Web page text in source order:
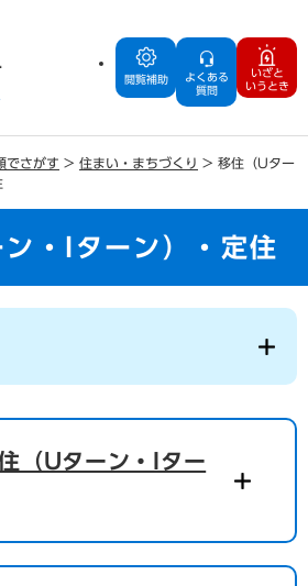
閲覧補助
よくある
質問
いざと
いうとき
でさがす > 住まい・まちづくり > 移住（Uター
・Iターン）・定住
（Uターン・Iター